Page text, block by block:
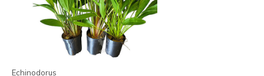
Echinodorus